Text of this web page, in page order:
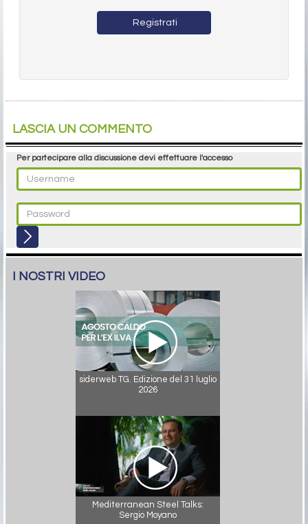
Registrati
LASCIA UN COMMENTO
Per partecipare alla discussione devi effettuare l'accesso
I NOSTRI VIDEO
siderweb TG. Edizione del 31 luglio
2026
Mediterranean Steel Talks:
Sergio Moyano